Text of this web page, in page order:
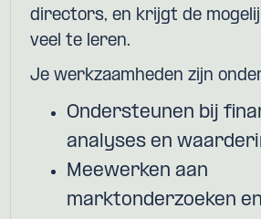
directors, en krijgt de
veel te leren.
Je werkzaamheden zijn
Ondersteunen bij
analyses en
Meewerken aan
marktonderzoeken en